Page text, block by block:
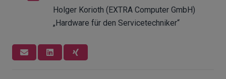
Holger Korioth (EXTRA Computer GmbH)
„Hardware für den Servicetechniker“